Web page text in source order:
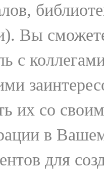
Вы
с
их со
в
для